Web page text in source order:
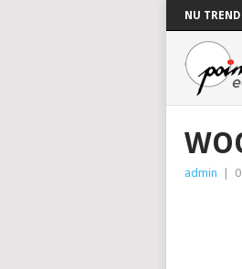
NU
admin